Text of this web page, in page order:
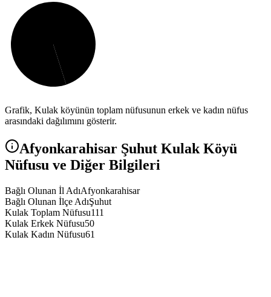
Grafik, Kulak köyünün toplam nüfusunun erkek ve kadın nüfus
arasındaki dağılımını gösterir.
Afyonkarahisar Şuhut Kulak Köyü
Nüfusu ve Diğer Bilgileri
Bağlı Olunan İl AdıAfyonkarahisar
Bağlı Olunan İlçe AdıŞuhut
Kulak Toplam Nüfusu111
Kulak Erkek Nüfusu50
Kulak Kadın Nüfusu61